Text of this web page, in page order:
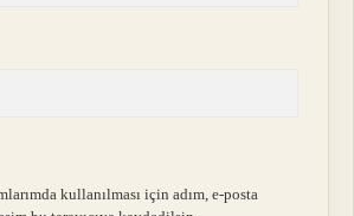
kullanılması için adım, e-posta